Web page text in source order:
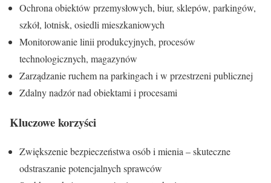
Ochrona obiektów przemysłowych, biur, sklepów, parkingów,
szkół, lotnisk, osiedli mieszkaniowych
Monitorowanie linii produkcyjnych, procesów
technologicznych, magazynów
Zarządzanie ruchem na parkingach i w przestrzeni publicznej
Zdalny nadzór nad obiektami i procesami
Kluczowe korzyści
Zwiększenie bezpieczeństwa osób i mienia – skuteczne
odstraszanie potencjalnych sprawców